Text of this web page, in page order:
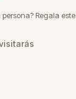
persona? Regala